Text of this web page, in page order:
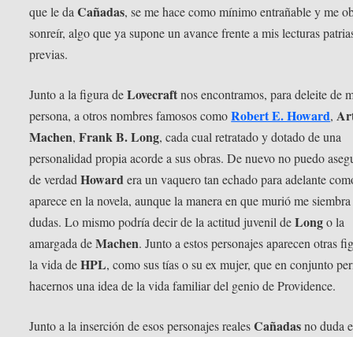
que le daCañadas, se me hace como mínimo entrañable y me
sonreír, algo que ya supone un avance frente a mis lecturas
previas.
Junto a la figura deLovecraftnos encontramos, para deleite de
persona, a otros nombres famosos comoRobert E. Howard,
Machen,Frank B. Long, cada cual retratado y dotado de una
personalidad propia acorde a sus obras. De nuevo no puedo
de verdadHowardera un vaquero tan echado para adelante
aparece en la novela, aunque la manera en que murió me
dudas. Lo mismo podría decir de la actitud juvenil deLongo la
amargada deMachen. Junto a estos personajes aparecen otras
la vida deHPL, como sus tías o su ex mujer, que en conjunto
hacernos una idea de la vida familiar del genio de Providence.
Junto a la inserción de esos personajes realesCañadasno duda